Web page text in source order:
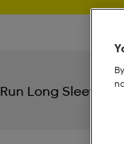
Run Long Sleeved